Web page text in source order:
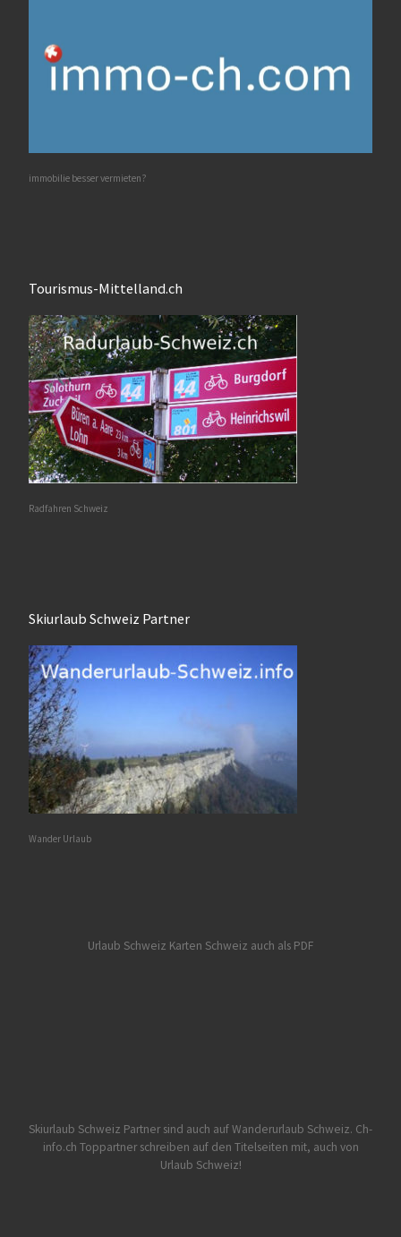
immobilie besser vermieten?
Tourismus-Mittelland.ch
Radfahren Schweiz
Skiurlaub Schweiz Partner
Wander Urlaub
Urlaub Schweiz Karten Schweiz auch als PDF
Skiurlaub Schweiz Partner sind auch auf Wanderurlaub Schweiz. Ch-
info.ch Toppartner schreiben auf den Titelseiten mit, auch von
Urlaub Schweiz!